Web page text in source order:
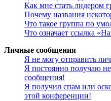
Как мне стать лидером
Почему названия
Что такое группа по
Что означает ссылка
Личные сообщения
Я не могу отправить
Я постоянно получаю
сообщения!
Я получил спам или
этой конференции!